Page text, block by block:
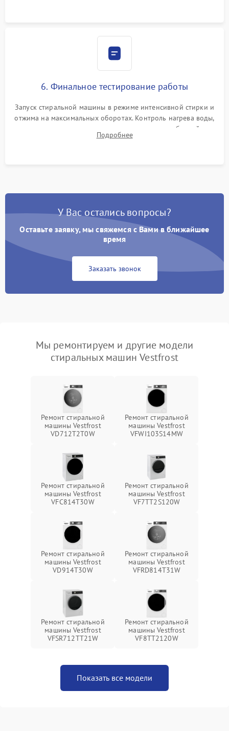
6. Финальное тестирование работы
Запуск стиральной машины в режиме интенсивной стирки и
отжима на максимальных оборотах. Контроль нагрева воды,
корректности слива, отсутствия излишних вибраций,
посторонних стуков и протечек под корпусом.
Подробнее
У Вас остались вопросы?
Оставьте заявку, мы свяжемся с Вами в ближайшее
время
Заказать звонок
Мы ремонтируем и другие модели
стиральных машин Vestfrost
Ремонт стиральной
машины Vestfrost
VD712T2T0W
Ремонт стиральной
машины Vestfrost
VFWI103S14MW
Ремонт стиральной
машины Vestfrost
VFC814T30W
Ремонт стиральной
машины Vestfrost
VF7TT2S120W
Ремонт стиральной
машины Vestfrost
VD914T30W
Ремонт стиральной
машины Vestfrost
VFRD814T31W
Ремонт стиральной
машины Vestfrost
VFSR712TT21W
Ремонт стиральной
машины Vestfrost
VF8TT2120W
Показать все модели